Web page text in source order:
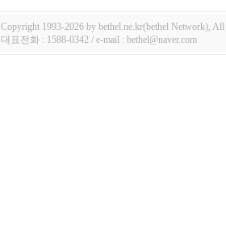
Copyright 1993-2026 by bethel.ne.kr(bethel Network), All
대표전화 : 1588-0342 / e-mail : bethel@naver.com